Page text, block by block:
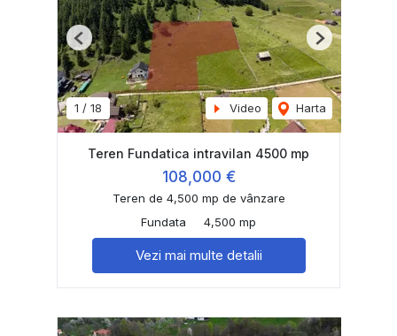
1 / 18 Video Harta
Previous Next
Teren Fundatica intravilan 4500 mp
108,000 €
Teren de 4,500 mp de vânzare
Fundata
4,500 mp
Vezi mai multe detalii